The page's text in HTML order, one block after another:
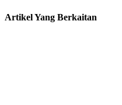
Artikel Yang Berkaitan